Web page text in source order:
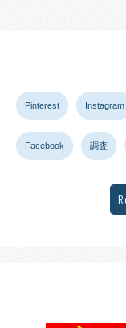
Pinterest Instagram
Facebook 調査